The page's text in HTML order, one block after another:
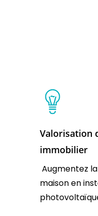
Valorisation
immobilier
Augmentez
maison en